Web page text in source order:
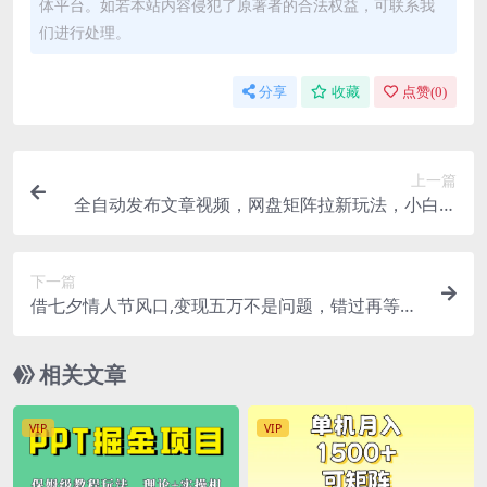
体平台。如若本站内容侵犯了原著者的合法权益，可联系我
们进行处理。
分享 收藏 点赞(0)
上一篇
全自动发布文章视频，网盘矩阵拉新玩法，小白也
下一篇
借七夕情人节风口,变现五万不是问题，错过再等一
相关文章
VIP VIP